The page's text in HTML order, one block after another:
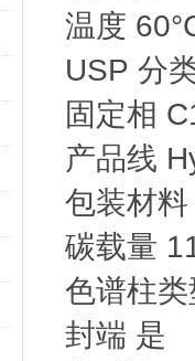
温度
USP 分
固定相
产品线
包装材
碳载量
色谱柱
封端 是